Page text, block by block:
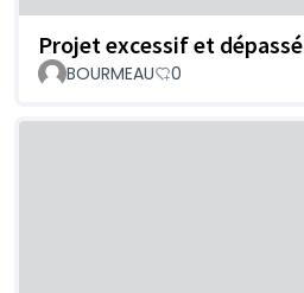
Projet excessif et dépassé
BOURMEAU 0